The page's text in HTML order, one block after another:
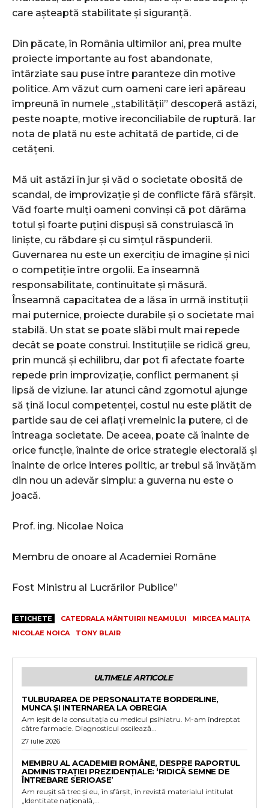
care așteaptă stabilitate și siguranță.
Din păcate, în România ultimilor ani, prea multe
proiecte importante au fost abandonate,
întârziate sau puse între paranteze din motive
politice. Am văzut cum oameni care ieri apăreau
împreună în numele „stabilității” descoperă astăzi,
peste noapte, motive ireconciliabile de ruptură. Iar
nota de plată nu este achitată de partide, ci de
cetățeni.
Mă uit astăzi în jur și văd o societate obosită de
scandal, de improvizație și de conflicte fără sfârșit.
Văd foarte mulți oameni convinși că pot dărâma
totul și foarte puțini dispuși să construiască în
liniște, cu răbdare și cu simțul răspunderii.
Guvernarea nu este un exercițiu de imagine și nici
o competiție între orgolii. Ea înseamnă
responsabilitate, continuitate și măsură.
Înseamnă capacitatea de a lăsa în urmă instituții
mai puternice, proiecte durabile și o societate mai
stabilă. Un stat se poate slăbi mult mai repede
decât se poate construi. Instituțiile se ridică greu,
prin muncă și echilibru, dar pot fi afectate foarte
repede prin improvizație, conflict permanent și
lipsă de viziune. Iar atunci când zgomotul ajunge
să țină locul competenței, costul nu este plătit de
partide sau de cei aflați vremelnic la putere, ci de
întreaga societate. De aceea, poate că înainte de
orice funcție, înainte de orice strategie electorală și
înainte de orice interes politic, ar trebui să învățăm
din nou un adevăr simplu: a guverna nu este o
joacă.
Prof. ing. Nicolae Noica
Membru de onoare al Academiei Române
Fost Ministru al Lucrărilor Publice”
ETICHETE CATEDRALA MÂNTUIRII NEAMULUI
MIRCEA MALIȚA
NICOLAE NOICA
TONY BLAIR
ULTIMELE ARTICOLE
TULBURAREA DE PERSONALITATE BORDERLINE,
MUNCA ȘI INTERNAREA LA OBREGIA
Am ieșit de la consultația cu medicul psihiatru. M-am îndreptat
către farmacie. Diagnosticul oscilează...
27 iulie 2026
MEMBRU AL ACADEMIEI ROMÂNE, DESPRE RAPORTUL
ADMINISTRAȚIEI PREZIDENȚIALE: ‘RIDICĂ SEMNE DE
ÎNTREBARE SERIOASE’
Am reușit să trec și eu, în sfârșit, în revistă materialul intitulat
„Identitate națională,...